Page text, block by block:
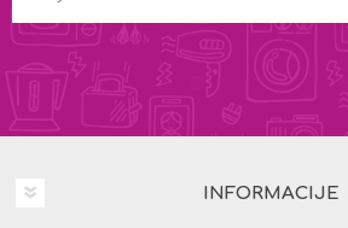
INFORMACIJE